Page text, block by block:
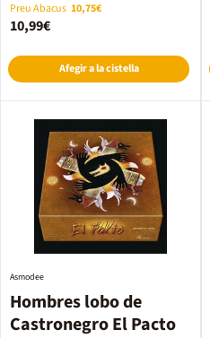
Preu Abacus 10,75€
10,99€
Afegir a la cistella
Hombres lobo de
Castronegro El Pacto
Asmodee